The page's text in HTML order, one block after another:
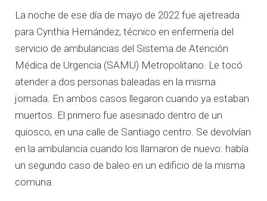
La noche de ese día de mayo de 2022 fue ajetreada
para Cynthia Hernández, técnico en enfermería del
servicio de ambulancias del Sistema de Atención
Médica de Urgencia (SAMU) Metropolitano. Le tocó
atender a dos personas baleadas en la misma
jornada. En ambos casos llegaron cuando ya estaban
muertos. El primero fue asesinado dentro de un
quiosco, en una calle de Santiago centro. Se devolvían
en la ambulancia cuando los llamaron de nuevo: había
un segundo caso de baleo en un edificio de la misma
comuna.